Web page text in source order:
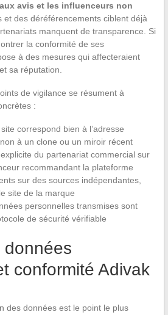
avis et les influenceurs non
et des déréférencements ciblent déjà
manquent de transparence. Si
la conformité de ses
à des mesures qui affecteraient
sa réputation.
de vigilance se résument à
:
correspond bien à l’adresse
à un clone ou un miroir récent
du partenariat commercial sur
recommandant la plateforme
sur des sources indépendantes,
site de la marque
personnelles transmises sont
de sécurité vérifiable
données
conformité Adivak
des données est le point le plus